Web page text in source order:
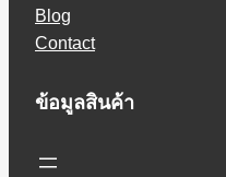
Blog
Contact
ข้อมูลสินค้า